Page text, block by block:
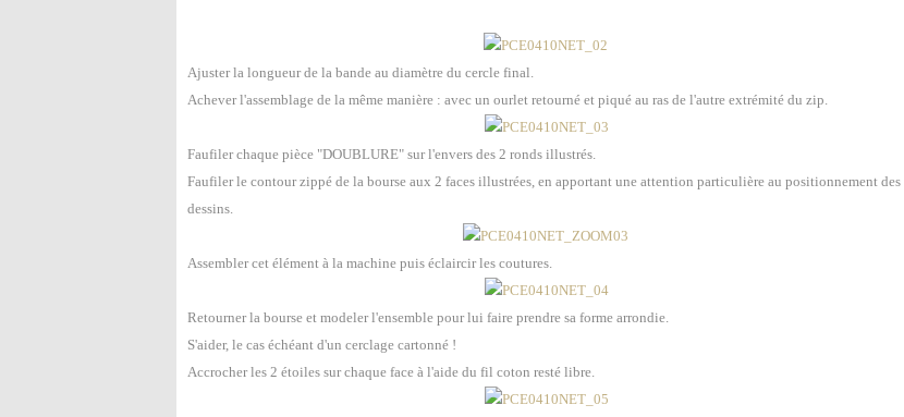
Ajuster la longueur de la bande au diamètre du cercle final.
Achever l'assemblage de la même manière : avec un ourlet retourné et piqué au ras de l'autre extrémité du zip.
Faufiler chaque pièce "DOUBLURE" sur l'envers des 2 ronds illustrés.
Faufiler le contour zippé de la bourse aux 2 faces illustrées, en apportant une attention particulière au positionnement des
dessins.
Assembler cet élément à la machine puis éclaircir les coutures.
Retourner la bourse et modeler l'ensemble pour lui faire prendre sa forme arrondie.
S'aider, le cas échéant d'un cerclage cartonné !
Accrocher les 2 étoiles sur chaque face à l'aide du fil coton resté libre.